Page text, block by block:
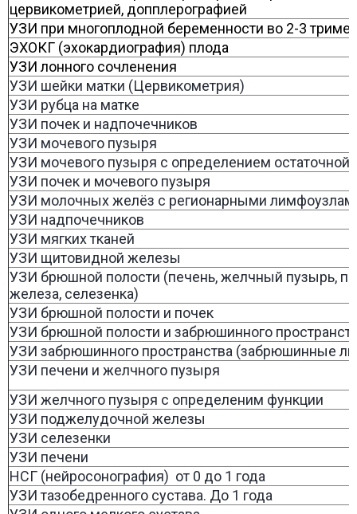
цервикометрией, допплерографией
УЗИ при многоплодной беременности во 2-3
ЭХОКГ (эхокардиография) плода
УЗИ лонного сочленения
УЗИ шейки матки (Цервикометрия)
УЗИ рубца на матке
УЗИ почек и надпочечников
УЗИ мочевого пузыря
УЗИ мочевого пузыря с определением остаточной
УЗИ почек и мочевого пузыря
УЗИ молочных желёз с регионарными
УЗИ надпочечников
УЗИ мягких тканей
УЗИ щитовидной железы
УЗИ брюшной полости (печень, желчный пузырь,
железа, селезенка)
УЗИ брюшной полости и почек
УЗИ брюшной полости и забрюшинного
УЗИ забрюшинного пространства (забрюшинные
УЗИ печени и желчного пузыря
УЗИ желчного пузыря с определеним функции
УЗИ поджелудочной железы
УЗИ селезенки
УЗИ печени
НСГ (нейросонография) от 0 до 1 года
УЗИ тазобедренного сустава. До 1 года